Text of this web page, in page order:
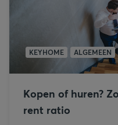
KEYHOME ALGEMEEN
Kopen of huren?
rent ratio